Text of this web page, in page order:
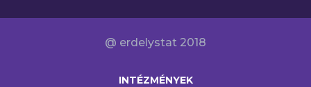
@ erdelystat 2018
INTÉZMÉNYEK